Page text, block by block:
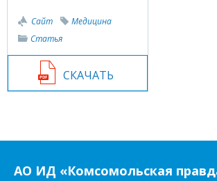
Сайт
Медицина
Статья
СКАЧАТЬ
АО ИД «Комсомольская